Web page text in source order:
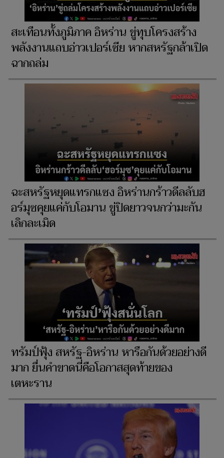
สะเทือนทั้งภูมิภาค อิหร่าน ขู่ทุบโครงสร้าง
พลังงานแถบอ่าวเปอร์เซีย หากสหรัฐกล้าเปิด
ฉากถล่ม
ฉะสหรัฐหยุดแทรกแซง อิหร่านกร้าวดีลลับฮ
อร์มุซคุยแค่กับโอมาน ขู่ปิดยาวจนกว่ามะกัน
เลิกละเมิด
ทรัมป์ฟุ้ง สหรัฐ-อิหร่าน หารือกันด้วยอย่างดี
มาก ยื่นคำขาดนี่คือโอกาสสุดท้ายของ
เตหะราน